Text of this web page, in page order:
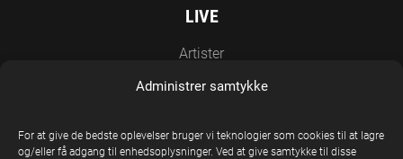
Administrer samtykke
For at give de bedste oplevelser bruger vi teknologier som cookies til at lagre
og/eller få adgang til enhedsoplysninger. Ved at give samtykke til disse
LIVE
Artister
Nyheder
EN DEL AF UNITED STAGE GROUP